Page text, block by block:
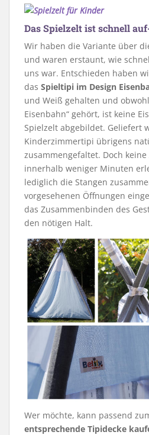
Das Spielzelt ist schnell
Wir haben die Variante über
und waren erstaunt, wie
uns war. Entschieden haben
das Spieltipi im Design
und Weiß gehalten und
Eisenbahn“ gehört, ist keine
Spielzelt abgebildet. Geliefert
Kinderzimmertipi übrigens
zusammengefaltet. Doch
innerhalb weniger Minuten
lediglich die Stangen
vorgesehenen Öffnungen
das Zusammenbinden des
den nötigen Halt.
Wer möchte, kann passend
entsprechende Tipidecke